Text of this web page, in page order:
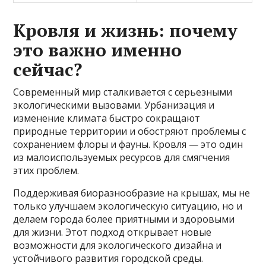
Кровля и жизнь: почему
это важно именно
сейчас?
Современный мир сталкивается с серьезными
экологическими вызовами. Урбанизация и
изменение климата быстро сокращают
природные территории и обостряют проблемы с
сохранением флоры и фауны. Кровля — это один
из малоиспользуемых ресурсов для смягчения
этих проблем.
Поддерживая биоразнообразие на крышах, мы не
только улучшаем экологическую ситуацию, но и
делаем города более приятными и здоровыми
для жизни. Этот подход открывает новые
возможности для экологического дизайна и
устойчивого развития городской среды.